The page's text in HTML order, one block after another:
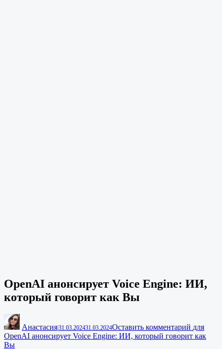
OpenAI анонсирует Voice Engine: ИИ,
который говорит как Вы
Анастасия31.03.202431.03.2024Оставить комментарий для
OpenAI анонсирует Voice Engine: ИИ, который говорит как
Вы